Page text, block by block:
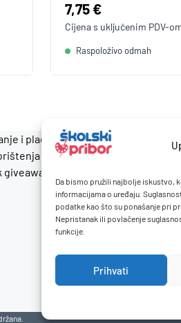
Da bismo pružili najbolje iskustvo,
informacijama o uređaju.
podatke kao što su ponašanje pri
Nepristanak ili povlačenje
funkcije.
Prihvati
Cijena:
7,75 €
Cijena s uključenim PDV-
Raspoloživo odmah
i plaćanje